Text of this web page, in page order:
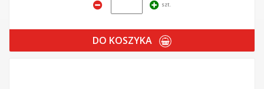
szt.
DO KOSZYKA